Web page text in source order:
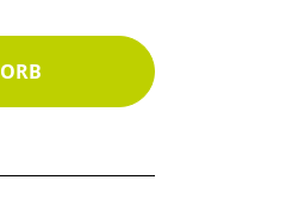
Wert ein oder